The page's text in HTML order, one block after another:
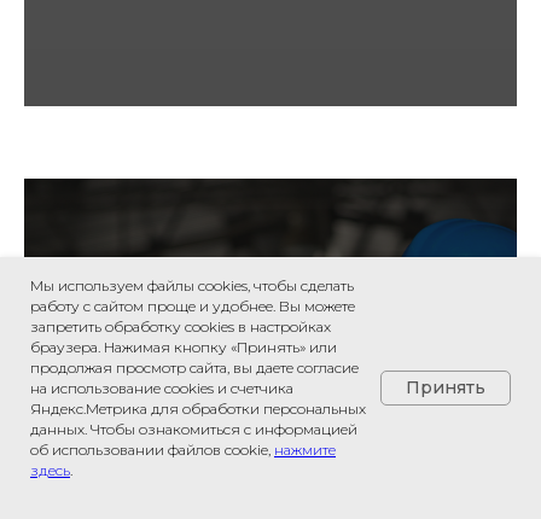
Мы используем файлы cookies, чтобы сделать
работу с сайтом проще и удобнее. Вы можете
запретить обработку сookies в настройках
браузера. Нажимая кнопку «Принять» или
продолжая просмотр сайта, вы даете согласие
на использование cookies и счетчика
Яндекс.Метрика для обработки персональных
данных. Чтобы ознакомиться с информацией
об использовании файлов cookie, нажмите
здесь.
Принять
Помощник метролога
Не имеющая аналогов профессиональная
справочная система для специалистов,
ответственных за точность работы
измерительных приборов и средств измерений.
Система содержит крупнейшую подборку
нормативно-правовых и нормативно-технических
03.
Сравнение редакций. Быстрый
04.